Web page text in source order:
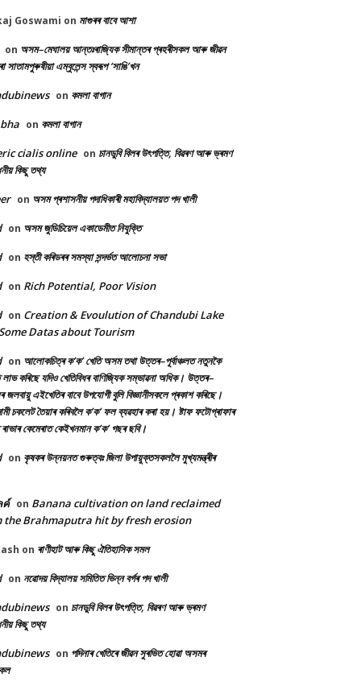
Goswami on মাগুৰৰ বাবে আশা
on অসম–মেঘালয় আন্তঃৰাজ্যিক সীমান্তৰ প্ৰহৰীসকল আৰু জীৱন
সাতামপুৰুষীয়া এম্বুলেন্স স্বৰূপ ‘সাঙি’খন
on কমলা বাগান
on কমলা বাগান
cialis online on চানডুবি বিলৰ উৎপত্তি, বিৱৰণ আৰু ভ্ৰমণ
কিছু তথ্য
on অসম প্ৰশাসনীয় পদাধিকাৰী মহাবিদ্যালয়ত পদ খালী
on অসম জুডিচিয়েল একাডেমীত নিযুক্তি
on হস্তী কৰিডৰৰ সমস্যা সন্দৰ্ভত আলোচনা সভা
on Rich Potential, Poor Vision
on Creation & Evoulution of Chandubi Lake
Datas about Tourism
on আলোকচিত্ৰ ক’ক’ খেতি অসম তথা উত্তৰ–পূৰ্বাঞ্চলত নতুনকৈ
লাভ কৰিছে যদিও খেতিবিধৰ বাণিজ্যিক সম্ভাৱনা অধিক। উত্তৰ–
জলবায়ু এইখেতিৰ বাবে উপযোগী বুলি বিজ্ঞানীসকলে প্ৰকাশ কৰিছে।
চকলেট তৈয়াৰ কৰিবলৈ ক’ক’ ফল ব্যৱহাৰ কৰা হয়। ষ্টাফ ফটোগ্ৰাফাৰ
কেমেৰাত কেইখনমান ক’ক’ গছৰ ছবি।
on কৃষকৰ উন্নয়নত গুৰুত্বঃ জিলা উপায়ুক্তসকললৈ মুখ্যমন্ত্ৰীৰ
ค์ on Banana cultivation on land reclaimed
the Brahmaputra hit by fresh erosion
on ৰাণীহাট আৰু কিছু ঐতিহাসিক সমল
on নৱোদয় বিদ্যালয় সমিতিত ভিন্ন বৰ্গৰ পদ খালী
on চানডুবি বিলৰ উৎপত্তি, বিৱৰণ আৰু ভ্ৰমণ
কিছু তথ্য
on পদিনাৰ খেতিৰে জীৱন সুৰভিত হোৱা অসমৰ